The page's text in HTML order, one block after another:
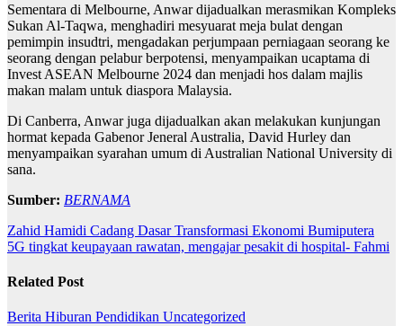
Sementara di Melbourne, Anwar dijadualkan merasmikan Kompleks
Sukan Al-Taqwa, menghadiri mesyuarat meja bulat dengan
pemimpin insudtri, mengadakan perjumpaan perniagaan seorang ke
seorang dengan pelabur berpotensi, menyampaikan ucaptama di
Invest ASEAN Melbourne 2024 dan menjadi hos dalam majlis
makan malam untuk diaspora Malaysia.
Di Canberra, Anwar juga dijadualkan akan melakukan kunjungan
hormat kepada Gabenor Jeneral Australia, David Hurley dan
menyampaikan syarahan umum di Australian National University di
sana.
Sumber: BERNAMA
Post
navigation
Zahid Hamidi Cadang Dasar Transformasi Ekonomi Bumiputera
5G tingkat keupayaan rawatan, mengajar pesakit di hospital- Fahmi
Related Post
Berita Hiburan Pendidikan Uncategorized